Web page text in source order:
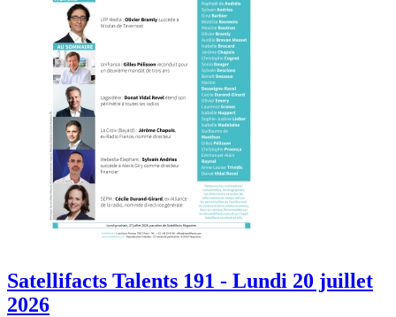
Satellifacts Talents 191 - Lundi 20 juillet
2026